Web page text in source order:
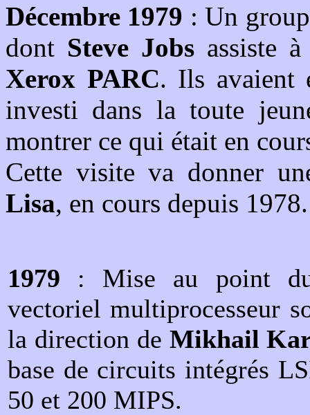
Décembre 1979 : Un
dont Steve Jobs assiste
Xerox PARC. Ils avaient
investi dans la toute
montrer ce qui était en
Cette visite va donner
Lisa, en cours depuis 1978.
1979 : Mise au point
vectoriel multiprocesseur
la direction de Mikhail
base de circuits intégrés
50 et 200 MIPS.